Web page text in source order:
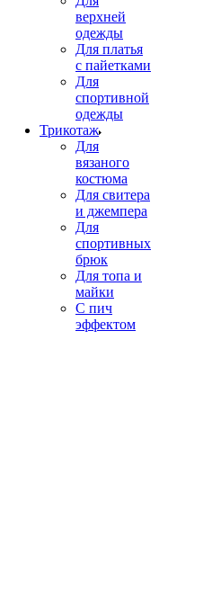
верхней
одежды
Для платья
с пайетками
Для
спортивной
одежды
Трикотаж
Для
вязаного
костюма
Для свитера
и джемпера
Для
спортивных
брюк
Для топа и
майки
С пич
эффектом